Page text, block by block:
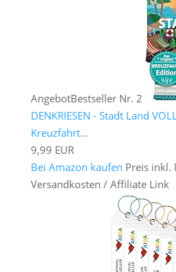
AngebotBestseller Nr. 2
DENKRIESEN - Stadt Land
Kreuzfahrt...
9,99 EUR
Bei Amazon kaufen Preis inkl.
Versandkosten / Affiliate Link